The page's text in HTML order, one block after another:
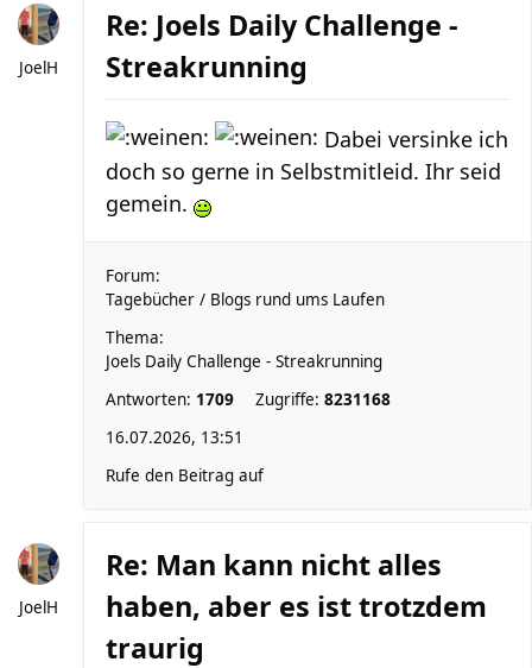
JoelH
Re: Joels Daily Challenge -
Streakrunning
Dabei versinke ich
doch so gerne in Selbstmitleid. Ihr seid
gemein.
Forum:
Tagebücher / Blogs rund ums Laufen
Thema:
Joels Daily Challenge - Streakrunning
Antworten: 1709 Zugriffe: 8231168
16.07.2026, 13:51
Rufe den Beitrag auf
JoelH
Re: Man kann nicht alles
haben, aber es ist trotzdem
traurig